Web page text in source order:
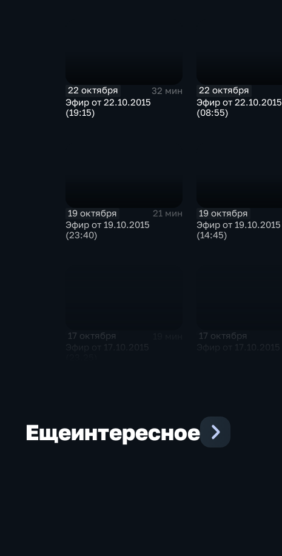
22 октября
32 мин
Эфир от 22.10.2015
(19:15)
22 октября
Эфир от 22.10.2015
(08:55)
19 октября
21 мин
Эфир от 19.10.2015
(23:40)
19 октября
Эфир от 19.10.2015
(14:45)
17 октября 17 октября
Ещеинтересное